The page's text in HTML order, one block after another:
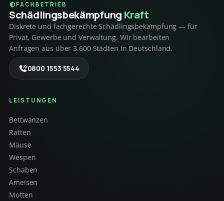
FACHBETRIEB
Schädlings­bekämpfung Kraft
Diskrete und fachgerechte Schädlingsbekämpfung — für
Privat, Gewerbe und Verwaltung. Wir bearbeiten
Anfragen aus über 3.600 Städten in Deutschland.
0800 1553 5544
LEISTUNGEN
Bettwanzen
Ratten
Mäuse
Wespen
Schaben
Ameisen
Motten